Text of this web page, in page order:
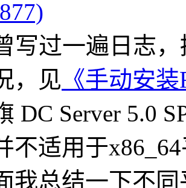
过一遍日志，
，见 《手动安
DC Server 5.0
不适用于
我总结一下不